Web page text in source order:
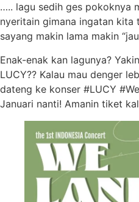
….. lagu sedih ges pokoknya
nyeritain gimana ingatan kita
sayang makin lama makin
Enak-enak kan lagunya?
LUCY?? Kalau mau denger
dateng ke konser #LUCY
Januari nanti! Amanin tiket